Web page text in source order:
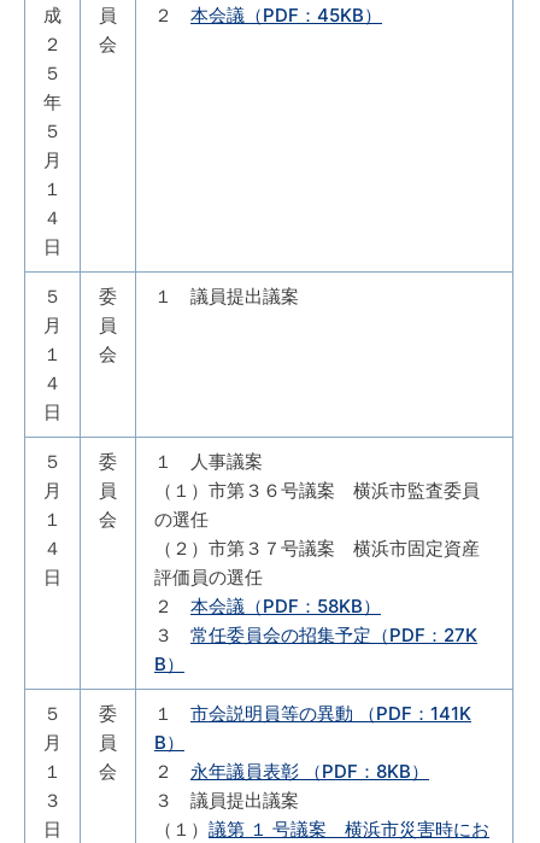
成
２
５
年
５
月
１
４
日
員
会
２ 本会議（PDF：45KB）
５
月
１
４
日
委
員
会
１ 議員提出議案
５
月
１
４
日
委
員
会
１ 人事議案
（１）市第３６号議案 横浜市監査委員
の選任
（２）市第３７号議案 横浜市固定資産
評価員の選任
２ 本会議（PDF：58KB）
３ 常任委員会の招集予定（PDF：27K
B）
５
月
１
３
日
委
員
会
１ 市会説明員等の異動 （PDF：141K
B）
２ 永年議員表彰 （PDF：8KB）
３ 議員提出議案
（１） 議第 １ 号議案 横浜市災害時にお